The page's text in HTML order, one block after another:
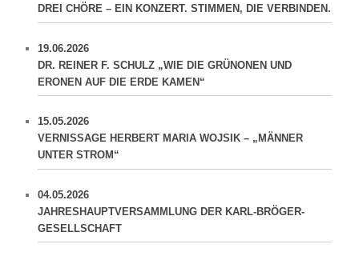
DREI CHÖRE – EIN KONZERT. STIMMEN, DIE VERBINDEN.
19.06.2026
DR. REINER F. SCHULZ „WIE DIE GRÜNONEN UND
ERONEN AUF DIE ERDE KAMEN“
15.05.2026
VERNISSAGE HERBERT MARIA WOJSIK – „MÄNNER
UNTER STROM“
04.05.2026
JAHRESHAUPTVERSAMMLUNG DER KARL-BRÖGER-
GESELLSCHAFT